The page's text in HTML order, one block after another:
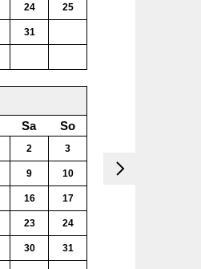
24 25
31
Sa So
2 3
9 10
16 17
23 24
30 31